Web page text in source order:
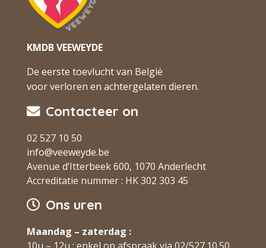
KMDB VEEWEYDE
De eerste toevlucht van België
voor verloren en achtergelaten dieren.
Contacteer on
02 527 10 50
info@veeweyde.be
Avenue d’Itterbeek 600, 1070 Anderlecht
Accreditatie nummer : HK 302 303 45
Ons uren
Maandag – zaterdag :